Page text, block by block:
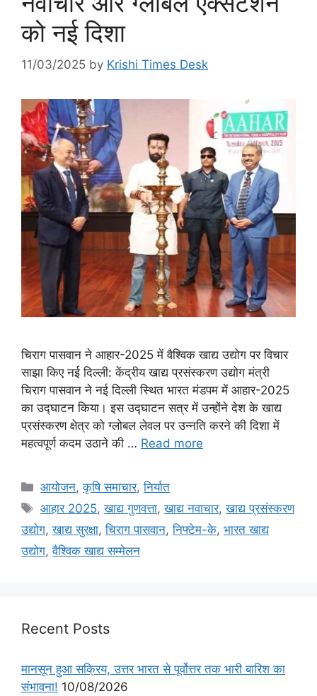
को नई दिशा
11/03/2025 by Krishi Times Desk
चिराग पासवान ने आहार-2025 में वैश्विक खाद्य उद्योग पर विचार
साझा किए नई दिल्ली: केंद्रीय खाद्य प्रसंस्करण उद्योग मंत्री
चिराग पासवान ने नई दिल्ली स्थित भारत मंडपम में आहार-2025
का उद्घाटन किया। इस उद्घाटन सत्र में उन्होंने देश के खाद्य
प्रसंस्करण क्षेत्र को ग्लोबल लेवल पर उन्नति करने की दिशा में
महत्वपूर्ण कदम उठाने की … Read more
आयोजन,कृषि समाचार,निर्यात
आहार 2025,खाद्य गुणवत्ता,खाद्य नवाचार,खाद्य प्रसंस्करण
उद्योग,खाद्य सुरक्षा,चिराग पासवान,निफ्टेम-के, भारत खाद्य
उद्योग,वैश्विक खाद्य सम्मेलन
Recent Posts
मानसून हुआ सक्रिय, उत्तर भारत से पूर्वोत्तर तक भारी बारिश का
संभावना! 10/08/2026